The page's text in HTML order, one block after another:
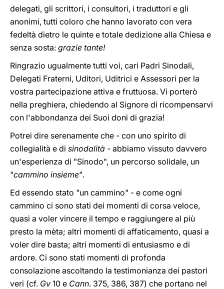
delegati, gli scrittori, i consultori, i traduttori e gli
anonimi, tutti coloro che hanno lavorato con vera
fedeltà dietro le quinte e totale dedizione alla Chiesa e
senza sosta: grazie tante!
Ringrazio ugualmente tutti voi, cari Padri Sinodali,
Delegati Fraterni, Uditori, Uditrici e Assessori per la
vostra partecipazione attiva e fruttuosa. Vi porterò
nella preghiera, chiedendo al Signore di ricompensarvi
con l'abbondanza dei Suoi doni di grazia!
Potrei dire serenamente che - con uno spirito di
collegialità e di sinodalità - abbiamo vissuto davvero
un'esperienza di "Sinodo", un percorso solidale, un
"cammino insieme".
Ed essendo stato "un cammino" - e come ogni
cammino ci sono stati dei momenti di corsa veloce,
quasi a voler vincere il tempo e raggiungere al più
presto la mèta; altri momenti di affaticamento, quasi a
voler dire basta; altri momenti di entusiasmo e di
ardore. Ci sono stati momenti di profonda
consolazione ascoltando la testimonianza dei pastori
veri (cf. Gv 10 e Cann. 375, 386, 387) che portano nel